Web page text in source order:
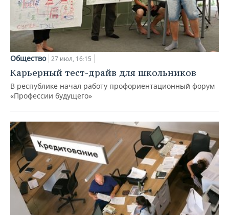
Общество 27 июл, 16:15
Карьерный тест-драйв для школьников
В республике начал работу профориентационный форум
«Профессии будущего»